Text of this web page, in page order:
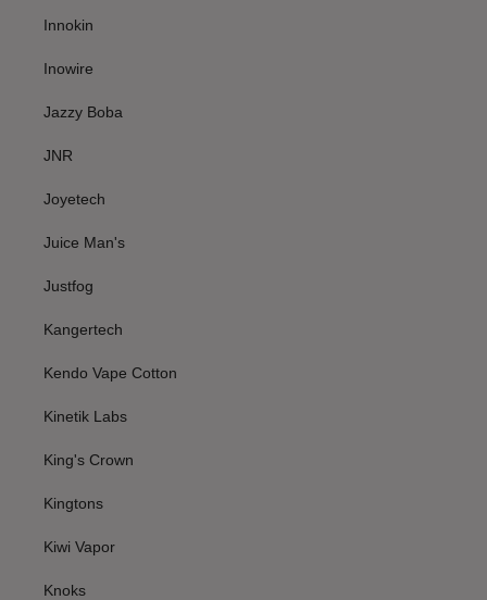
Innokin
Inowire
Jazzy Boba
JNR
Joyetech
Juice Man's
Justfog
Kangertech
Kendo Vape Cotton
Kinetik Labs
King's Crown
Kingtons
Kiwi Vapor
Knoks